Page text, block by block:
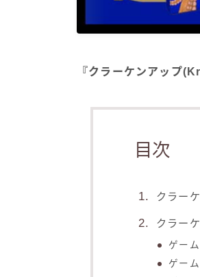
『クラーケンアップ
目次
クラー
クラー
ゲー
ゲー